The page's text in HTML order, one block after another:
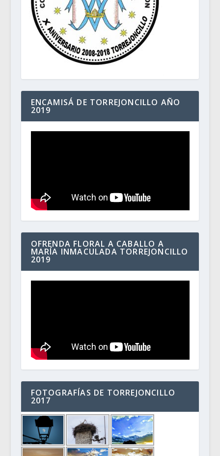
ENCAMISÁ DE TORREJONCILLO AÑO
2019
OFRENDA FLORAL A CABALLO A
MARÍA INMACULADA TORREJONCILLO
2019
FOTOGRAFÍAS DE TORREJONCILLO
2017